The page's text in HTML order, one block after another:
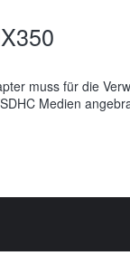
muss für die
Medien